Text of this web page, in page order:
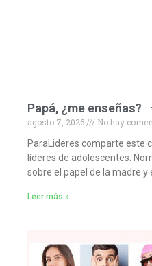
Papá, ¿me
agosto 7, 2026
No hay
ParaLideres comparte este
líderes de adolescentes.
sobre el papel de la madre y
Leer más »